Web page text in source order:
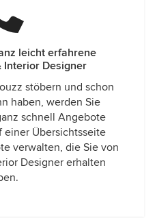
leicht erfahrene
Interior Designer
stöbern und schon
haben, werden Sie
schnell Angebote
einer Übersichtsseite
verwalten, die Sie von
Designer erhalten